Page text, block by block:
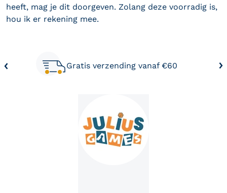
heeft, mag je dit doorgeven. Zolang deze voorradig is,
hou ik er rekening mee.
Deze zal je ook leuk vinden
Gratis verzending vanaf €60